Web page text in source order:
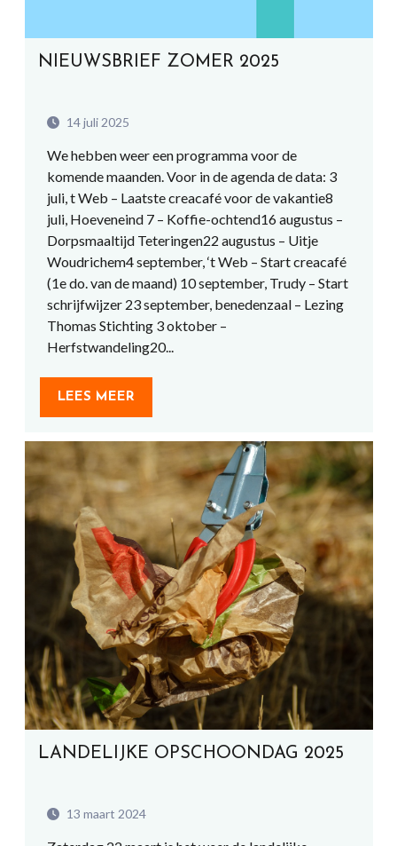
NIEUWSBRIEF ZOMER 2025
14 juli 2025
We hebben weer een programma voor de
komende maanden. Voor in de agenda de data: 3
juli, t Web – Laatste creacafé voor de vakantie8
juli, Hoeveneind 7 – Koffie-ochtend16 augustus –
Dorpsmaaltijd Teteringen22 augustus – Uitje
Woudrichem4 september, ‘t Web – Start creacafé
(1e do. van de maand) 10 september, Trudy – Start
schrijfwijzer 23 september, benedenzaal – Lezing
Thomas Stichting 3 oktober –
Herfstwandeling20...
LEES MEER
LANDELIJKE OPSCHOONDAG 2025
13 maart 2024